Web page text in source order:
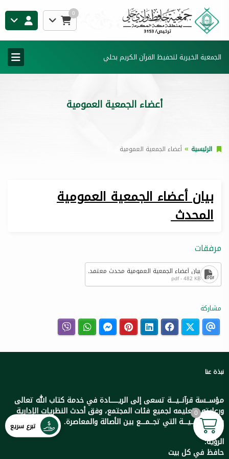
0
الجمعية الخيرية لتحفيظ القرآن الكريم بحلي
أعضاء الجمعية العمومية
الرئيسية أعضاء الجمعية العمومية
بيان أعضاء الجمعية العمومية
المحدث
مرفقات
بيان أعضاء الجمعية العمومية محدث معتمد.
pdf - 482 KB
مشاركة
نبذة عنا
مؤســسة قرآنــيـــة تسعى إلى الريـــــادة في خدمة كتاب الله تعالى
ورعايته وتعليمه لجميع فئات المجتمع، وفق أحدث النظريات الإدارية
والتعلـيــمــيـــة التي تجــمـــع بين الأصالة والمعاصرة.
الرؤية:
حافظ في كل بيت
تبرع سريع
0